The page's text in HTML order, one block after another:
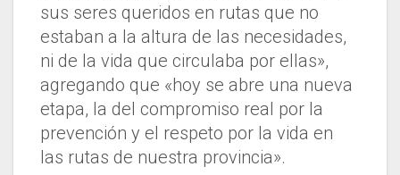
sus seres queridos en rutas que no
estaban a la altura de las necesidades,
ni de la vida que circulaba por ellas»,
agregando que «hoy se abre una nueva
etapa, la del compromiso real por la
prevención y el respeto por la vida en
las rutas de nuestra provincia».